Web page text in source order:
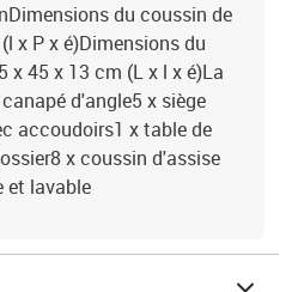
du coussin de
x P x é)Dimensions du
x 45 x 13 cm (L x l x é)La
d'angle5 x siège
accoudoirs1 x table de
x coussin d'assise
et lavable